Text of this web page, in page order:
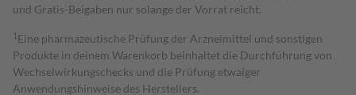
und Gratis-Beigaben nur solange der Vorrat reicht.
1 Eine pharmazeutische Prüfung der Arzneimittel und sonstigen
Produkte in deinem Warenkorb beinhaltet die Durchführung von
Wechselwirkungschecks und die Prüfung etwaiger
Anwendungshinweise des Herstellers.